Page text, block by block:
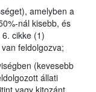
amelyben a
nál kisebb, és
cikke (1)
feldolgozva;
(kevesebb
állati